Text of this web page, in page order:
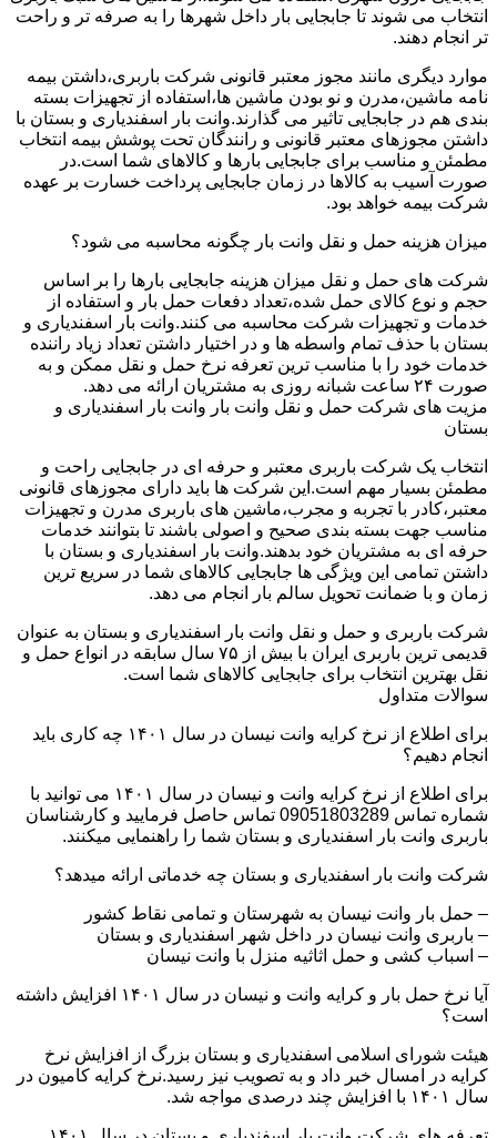
انتخاب می شوند تا جابجایی بار داخل شهرها را به صرفه تر و راحت
تر انجام دهند.
موارد دیگری مانند مجوز معتبر قانونی شرکت باربری،داشتن بیمه
نامه ماشین،مدرن و نو بودن ماشین ها،استفاده از تجهیزات بسته
بندی هم در جابجایی تاثیر می گذارند.وانت بار اسفندیاری و بستان با
داشتن مجوزهای معتبر قانونی و رانندگان تحت پوشش بیمه انتخاب
مطمئن و مناسب برای جابجایی بارها و کالاهای شما است.در
صورت آسیب به کالاها در زمان جابجایی پرداخت خسارت بر عهده
شرکت بیمه خواهد بود.
میزان هزینه حمل و نقل وانت بار چگونه محاسبه می شود؟
شرکت های حمل و نقل میزان هزینه جابجایی بارها را بر اساس
حجم و نوع کالای حمل شده،تعداد دفعات حمل بار و استفاده از
خدمات و تجهیزات شرکت محاسبه می کنند.وانت بار اسفندیاری و
بستان با حذف تمام واسطه ها و در اختیار داشتن تعداد زیاد راننده
خدمات خود را با مناسب ترین تعرفه نرخ حمل و نقل ممکن و به
صورت ۲۴ ساعت شبانه روزی به مشتریان ارائه می دهد.
مزیت های شرکت حمل و نقل وانت بار وانت بار اسفندیاری و
بستان
انتخاب یک شرکت باربری معتبر و حرفه ای در جابجایی راحت و
مطمئن بسیار مهم است.این شرکت ها باید دارای مجوزهای قانونی
معتبر،کادر با تجربه و مجرب،ماشین های باربری مدرن و تجهیزات
مناسب جهت بسته بندی صحیح و اصولی باشند تا بتوانند خدمات
حرفه ای به مشتریان خود بدهند.وانت بار اسفندیاری و بستان با
داشتن تمامی این ویژگی ها جابجایی کالاهای شما در سریع ترین
زمان و با ضمانت تحویل سالم بار انجام می دهد.
شرکت باربری و حمل و نقل وانت بار اسفندیاری و بستان به عنوان
قدیمی ترین باربری ایران با بیش از ۷۵ سال سابقه در انواع حمل و
نقل بهترین انتخاب برای جابجایی کالاهای شما است.
سوالات متداول
برای اطلاع از نرخ کرایه وانت نیسان در سال ۱۴۰۱ چه کاری باید
انجام دهیم؟
برای اطلاع از نرخ کرایه وانت و نیسان در سال ۱۴۰۱ می توانید با
شماره تماس 09051803289 تماس حاصل فرمایید و کارشناسان
باربری وانت بار اسفندیاری و بستان شما را راهنمایی میکنند.
شرکت وانت بار اسفندیاری و بستان چه خدماتی ارائه میدهد؟
– حمل بار وانت نیسان به شهرستان و تمامی نقاط کشور
– باربری وانت نیسان در داخل شهر اسفندیاری و بستان
– اسباب کشی و حمل اثاثیه منزل با وانت نیسان
آیا نرخ حمل بار و کرایه وانت و نیسان در سال ۱۴۰۱ افزایش داشته
است؟
هیئت شورای اسلامی اسفندیاری و بستان بزرگ از افزایش نرخ
کرایه در امسال خبر داد و به تصویب نیز رسید.نرخ کرایه کامیون در
سال ۱۴۰۱ با افزایش چند درصدی مواجه شد.